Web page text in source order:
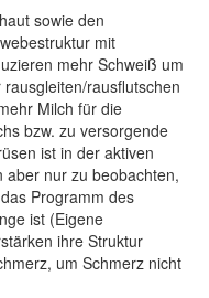
sowie den
mit
mehr Schweiß um
rausflutschen
Milch für die
bzw. zu versorgende
ist in der aktiven
aber nur zu beobachten,
Programm des
ist (Eigene
ihre Struktur
um Schmerz nicht